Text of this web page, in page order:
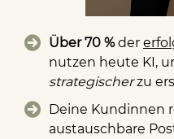
Über 70 %der
nutzen heute KI,
strategischerzu
Deine Kundinnen
austauschbare